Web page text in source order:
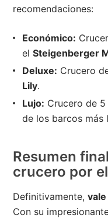
recomendaciones:
Económico:
elSteigenberger
Deluxe: Crucero
Lily.
Lujo: Crucero de
de los barcos más
Resumen
crucero por
Definitivamente,
Con su